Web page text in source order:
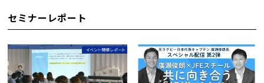
セミナーレポート